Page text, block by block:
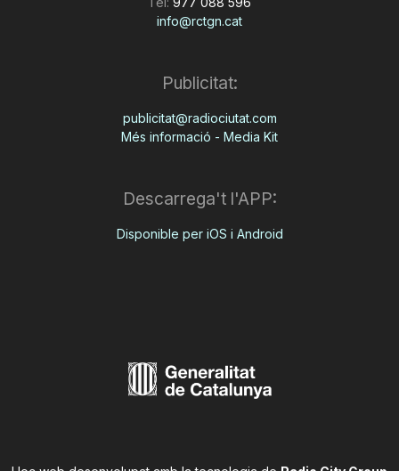
info@rctgn.cat
Publicitat:
publicitat@radiociutat.com
Més informació - Media Kit
Descarrega't l'APP:
Disponible per iOS i Android